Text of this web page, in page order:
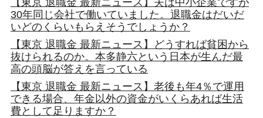
【東京 退職金 最新ニュース】夫は中小企業ですが
30年同じ会社で働いていました。退職金はだいだ
いどのくらいもらえそうでしょうか？
【東京 退職金 最新ニュース】どうすれば貧困から
抜けられるのか。本多静六という日本が生んだ最
高の頭脳が答えを言っている
【東京 退職金 最新ニュース】老後も年4％で運用
できる場合、年金以外の資金がいくらあれば生活
費として足りますか？